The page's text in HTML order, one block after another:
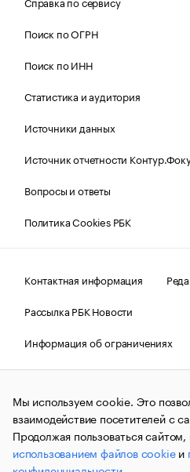
Поиск по ОГРН
Поиск по ИНН
Статистика и аудитория
Источники данных
Источник отчетности
Вопросы и ответы
Политика Cookies РБК
Контактная информация
Рассылка РБК Новости
Информация об ограничениях
Правовая информация
О
© АО
и материалы информационного
(зарегистрировано Федеральной
связи, информационных
коммуникаций (Роскомнадзор)
№ФС77-63848) сопровождаются
Мы используем cookie. Это
взаимодействие посетителей с
Продолжая пользоваться
использованием файлов cookieи